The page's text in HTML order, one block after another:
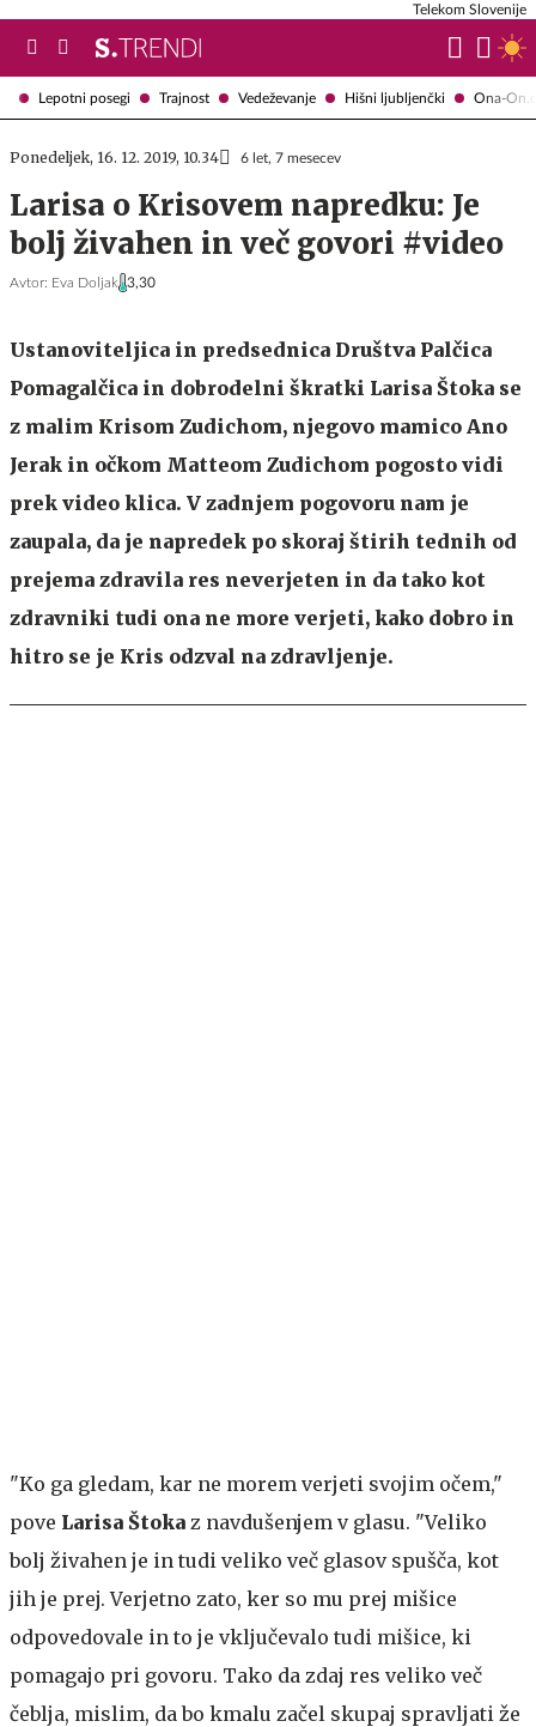
Lepotni posegi Trajnost Vedeževanje Hišni ljubljenčki Ona-
Telekom Slovenije
Ponedeljek, 16. 12. 2019, 10.34 6 let, 7 mesecev
Larisa o Krisovem napredku: Je
bolj živahen in več govori #video
Avtor: Eva Doljak 3,30
Ustanoviteljica in predsednica Društva Palčica
Pomagalčica in dobrodelni škratki Larisa Štoka se
z malim Krisom Zudichom, njegovo mamico Ano
Jerak in očkom Matteom Zudichom pogosto vidi
prek video klica. V zadnjem pogovoru nam je
zaupala, da je napredek po skoraj štirih tednih od
prejema zdravila res neverjeten in da tako kot
zdravniki tudi ona ne more verjeti, kako dobro in
hitro se je Kris odzval na zdravljenje.
"Ko ga gledam, kar ne morem verjeti svojim očem,"
pove Larisa Štoka z navdušenjem v glasu. "Veliko
bolj živahen je in tudi veliko več glasov spušča, kot
jih je prej. Verjetno zato, ker so mu prej mišice
odpovedovale in to je vključevalo tudi mišice, ki
pomagajo pri govoru. Tako da zdaj res veliko več
čeblja, mislim, da bo kmalu začel skupaj spravljati že